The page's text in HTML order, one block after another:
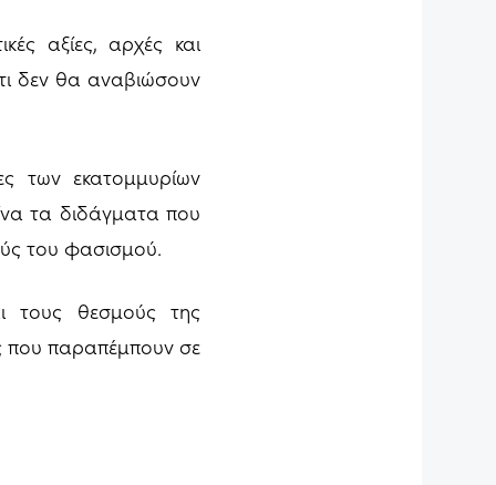
αξίες, αρχές και
δεν θα αναβιώσουν
των εκατομμυρίων
τα διδάγματα που
του φασισμού.
τους θεσμούς της
που παραπέμπουν σε